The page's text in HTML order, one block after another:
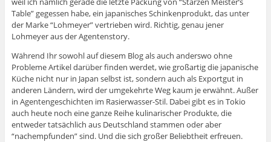
Table” gegessen habe, ein japanisches Schinkenprodukt, das unter
der Marke “Lohmeyer” vertrieben wird. Richtig, genau jener
Lohmeyer aus der Agentenstory.
Während Ihr sowohl auf diesem Blog als auch anderswo ohne
Probleme Artikel darüber finden werdet, wie großartig die japanische
Küche nicht nur in Japan selbst ist, sondern auch als Exportgut in
anderen Ländern, wird der umgekehrte Weg kaum je erwähnt. Außer
in Agentengeschichten im Rasierwasser-Stil. Dabei gibt es in Tokio
auch heute noch eine ganze Reihe kulinarischer Produkte, die
entweder tatsächlich aus Deutschland stammen oder aber
“nachempfunden” sind. Und die sich großer Beliebtheit erfreuen.